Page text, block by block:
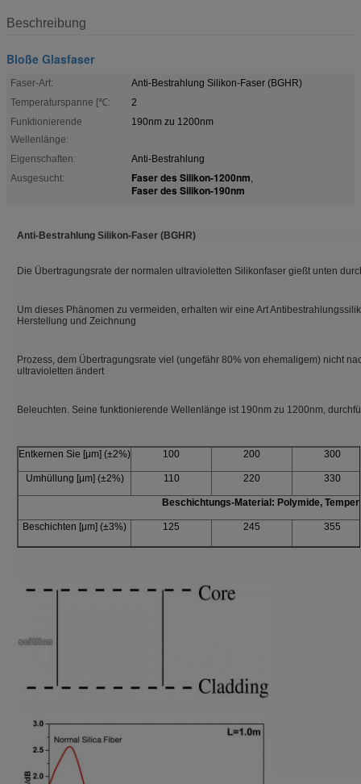
Beschreibung
Bloße Glasfaser
Faser-Art:
Anti-Bestrahlung Silikon-Faser (BGHR)
Temperaturspanne [℃:
2
Funktionierende
Wellenlänge:
190nm zu 1200nm
Eigenschaften:
Anti-Bestrahlung
Ausgesucht:
Faser des Silikon-1200nm,
Faser des Silikon-190nm
Anti-Bestrahlung Silikon-Faser (BGHR)
Die Übertragungsrate der normalen ultravioletten Silikonfaser gießt unten
Um dieses Phänomen zu vermeiden, erhalten wir eine Art
Herstellung und Zeichnung
Prozess, dem Übertragungsrate viel (ungefähr 80% von ehemaligem) nicht
ultravioletten ändert
Beleuchten. Seine funktionierende Wellenlänge ist 190nm zu 1200nm,
Entkernen Sie [μm] (±2%) 100 200 300
Umhüllung [μm] (±2%) 110 220 330
Beschichtungs-Material: Polymide,
Beschichten [μm] (±3%) 125 245 355